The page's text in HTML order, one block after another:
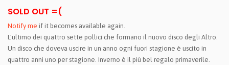
SOLD OUT =(
Notify me if it becomes available again.
L'ultimo dei quattro sette pollici che formano il nuovo disco degli Altro.
Un disco che doveva uscire in un anno ogni fuori stagione è uscito in
quattro anni uno per stagione. Inverno è il più bel regalo primaverile.